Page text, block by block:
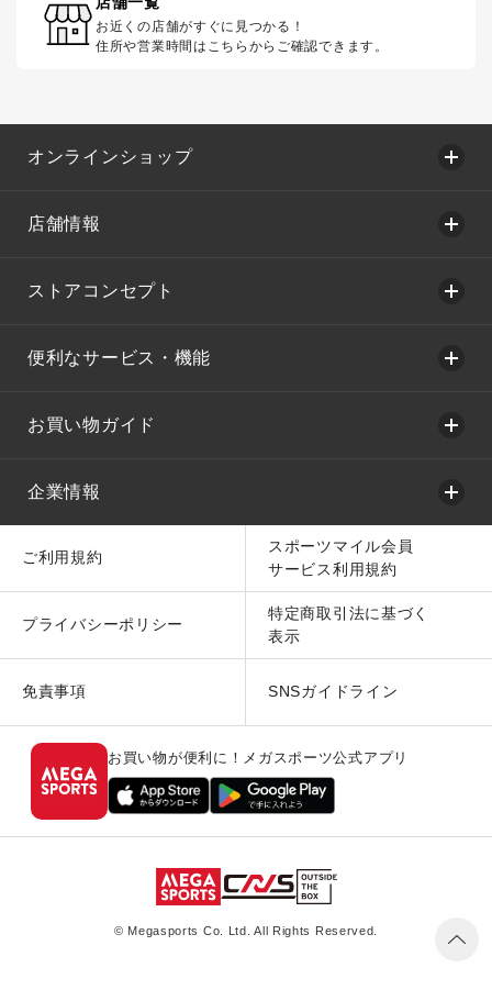
お近くの店舗がすぐに見つかる！
住所や営業時間はこちらからご確認できます。
オンラインショップ
店舗情報
ストアコンセプト
便利なサービス・機能
お買い物ガイド
企業情報
ご利用規約
スポーツマイル会員
サービス利用規約
プライバシーポリシー
特定商取引法に基づく
表示
免責事項 SNSガイドライン
お買い物が便利に！メガスポーツ公式アプリ
© Megasports Co. Ltd. All Rights Reserved.